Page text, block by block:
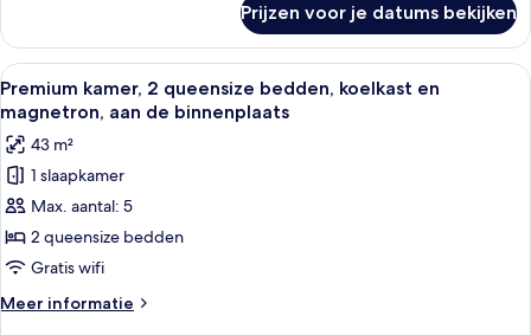
&
Microwave,
City
View
laden
Room,
Queen
Bed,
Refrigerator
&
Microwave,
City
View
Prijzen voor je datums bekijken
Alle
foto's
voor
Premium
kamer,
2
queensize
bedden,
koelkast
en
Een moderne hotelkamer met een
5
Premium kamer, 2 queensize bedden, koelkast en
magnetron, aan de binnenplaats
43 m²
1 slaapkamer
Max. aantal: 5
2 queensize bedden
Gratis wifi
Meer informatie
Meer